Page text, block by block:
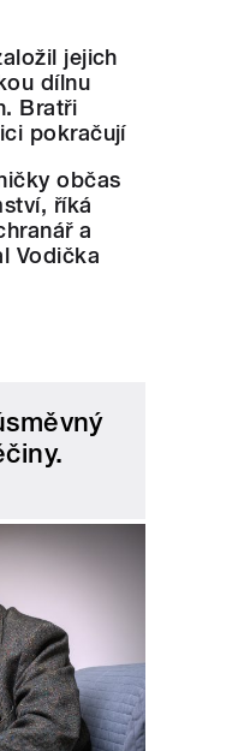
jejich
dílnu
Bratři
pokračují
občas
říká
a
Vodička